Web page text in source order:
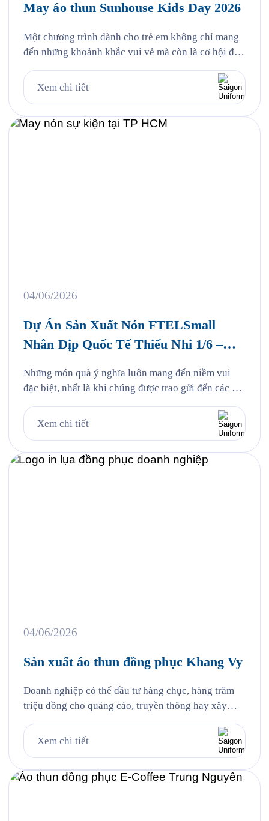
May áo thun Sunhouse Kids Day 2026
Một chương trình dành cho trẻ em không chỉ mang
đến những khoảnh khắc vui vẻ mà còn là cơ hội để
kế đồng phục ấn tượng. Đồng hành cùng sự kiện
SUNHOUSE KIDS DAY 2026, Saigon Uniform tự
Xem chi tiết
04/06/2026
Dự Án Sản Xuất Nón FTELSmall
Nhân Dịp Quốc Tế Thiếu Nhi 1/6 –
Những món quà ý nghĩa luôn mang đến niềm vui
đặc biệt, nhất là khi chúng được trao gửi đến các em
dịp Quốc tế Thiếu nhi 1/6, Saigon Uniform rất vinh
dự được đồng hành cùng FPT Telecom trong dự án
Xem chi tiết
04/06/2026
Sản xuất áo thun đồng phục Khang Vy
Doanh nghiệp có thể đầu tư hàng chục, hàng trăm
triệu đồng cho quảng cáo, truyền thông hay xây
khách hàng nhớ đến lại đến từ những chi tiết gần
gũi nhất, đó chính là hình ảnh đội ngũ nhân sự
Xem chi tiết